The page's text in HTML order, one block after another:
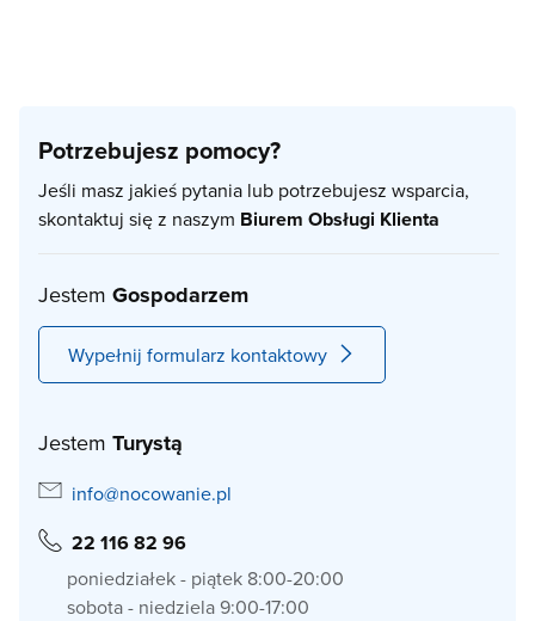
Potrzebujesz pomocy?
Jeśli masz jakieś pytania lub potrzebujesz wsparcia,
skontaktuj się z naszym Biurem Obsługi Klienta
Jestem Gospodarzem
Wypełnij formularz kontaktowy
Jestem Turystą
info@nocowanie.pl
22 116 82 96
poniedziałek - piątek 8:00-20:00
sobota - niedziela 9:00-17:00